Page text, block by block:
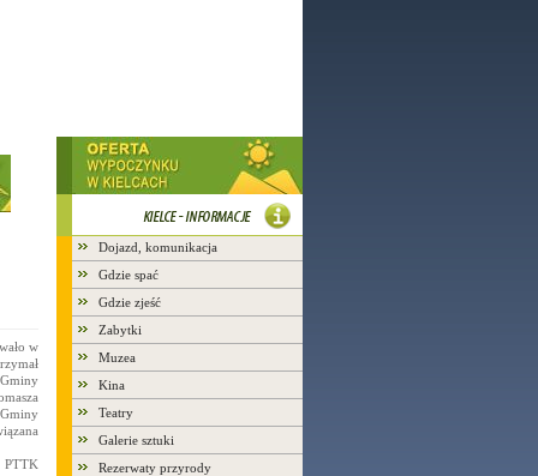
w
Dojazd, komunikacja
Gdzie spać
Gdzie zjeść
Zabytki
Muzea
Kina
Teatry
Galerie sztuki
Rezerwaty przyrody